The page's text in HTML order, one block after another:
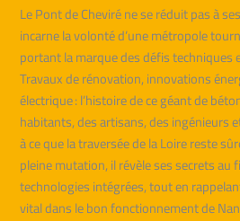
Le Pont de Cheviré ne se réduit pas à
incarne la volonté d’une métropole
portant la marque des défis
Travaux de rénovation, innovations
électrique : l’histoire de ce géant de
habitants, des artisans, des ingénieurs
à ce que la traversée de la Loire reste
pleine mutation, il révèle ses secrets au
technologies intégrées, tout en
vital dans le bon fonctionnement de